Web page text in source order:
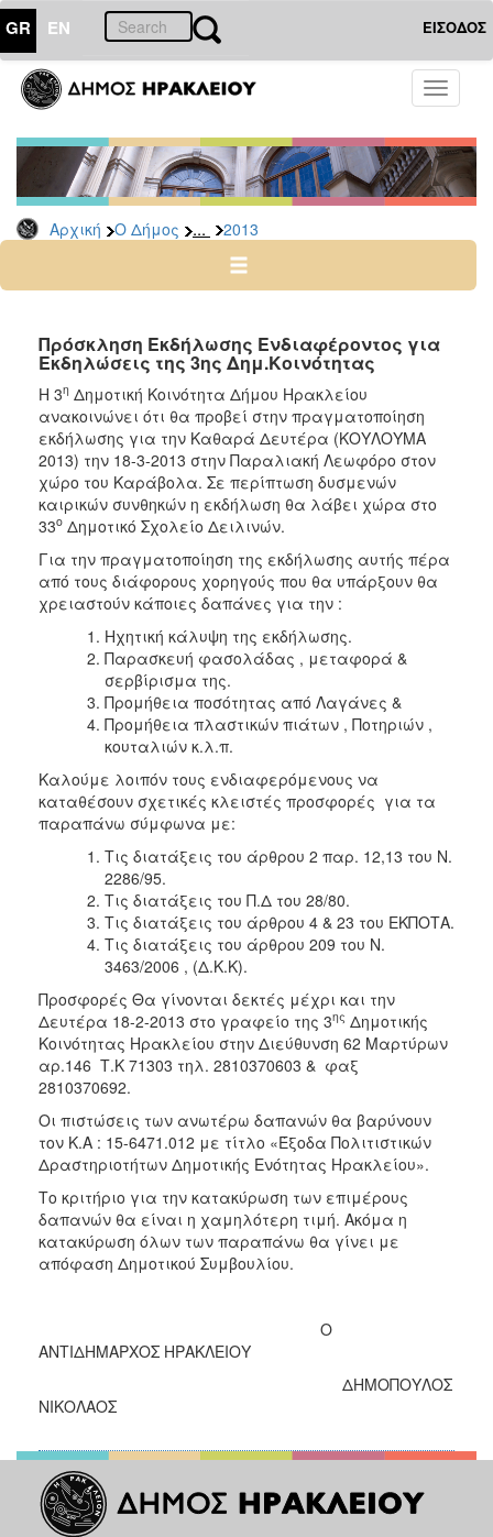
GR EN ΕΙΣΟΔΟΣ
Toggle
Αρχική Ο Δήμος ... 2013
ΔΗΜΟΣ
Διακηρύξεις
Δημοπρασίες
Αρχείο
2025
2023
2022
2021
2020
2019
2018
2017
2016
2013
ΤΟΠΟΣ
ΑΝΘΕΚΤΙΚΗ
Πρόσκληση Εκδήλωσης Ενδιαφέροντος για
Εκδηλώσεις της 3ης Δημ.Κοινότητας
Η 3η Δημοτική Κοινότητα Δήμου Ηρακλείου
ανακοινώνει ότι θα προβεί στην πραγματοποίηση
εκδήλωσης για την Καθαρά Δευτέρα (ΚΟΥΛΟΥΜΑ
2013) την 18-3-2013 στην Παραλιακή Λεωφόρο στον
χώρο του Καράβολα. Σε περίπτωση δυσμενών
καιρικών συνθηκών η εκδήλωση θα λάβει χώρα στο
33ο Δημοτικό Σχολείο Δειλινών.
Για την πραγματοποίηση της εκδήλωσης αυτής πέρα
από τους διάφορους χορηγούς που θα υπάρξουν θα
χρειαστούν κάποιες δαπάνες για την :
Ηχητική κάλυψη της εκδήλωσης.
Παρασκευή φασολάδας , μεταφορά &
σερβίρισμα της.
Προμήθεια ποσότητας από Λαγάνες &
Προμήθεια πλαστικών πιάτων , Ποτηριών ,
κουταλιών κ.λ.π.
Καλούμε λοιπόν τους ενδιαφερόμενους να
καταθέσουν σχετικές κλειστές προσφορές για τα
παραπάνω σύμφωνα με:
Τις διατάξεις του άρθρου 2 παρ. 12,13 του Ν.
2286/95.
Τις διατάξεις του Π.Δ του 28/80.
Τις διατάξεις του άρθρου 4 & 23 του ΕΚΠΟΤΑ.
Τις διατάξεις του άρθρου 209 του Ν.
3463/2006 , (Δ.Κ.Κ).
Προσφορές Θα γίνονται δεκτές μέχρι και την
Δευτέρα 18-2-2013 στο γραφείο της 3ης Δημοτικής
Κοινότητας Ηρακλείου στην Διεύθυνση 62 Μαρτύρων
αρ.146 Τ.Κ 71303 τηλ. 2810370603 & φαξ
2810370692.
Οι πιστώσεις των ανωτέρω δαπανών θα βαρύνουν
τον Κ.Α : 15-6471.012 με τίτλο «Έξοδα Πολιτιστικών
Δραστηριοτήτων Δημοτικής Ενότητας Ηρακλείου».
Το κριτήριο για την κατακύρωση των επιμέρους
δαπανών θα είναι η χαμηλότερη τιμή. Ακόμα η
κατακύρωση όλων των παραπάνω θα γίνει με
απόφαση Δημοτικού Συμβουλίου.
Ο
ΑΝΤΙΔΗΜΑΡΧΟΣ ΗΡΑΚΛΕΙΟΥ
ΔΗΜΟΠΟΥΛΟΣ
ΝΙΚΟΛΑΟΣ